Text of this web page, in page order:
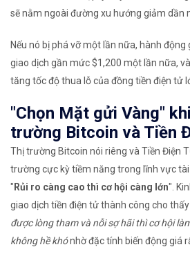
sẽ nằm ngoài đường xu hướng giảm dần
Nếu nó bị phá vỡ một lần nữa, hành động
giao dịch gần mức $1,200 một lần nữa,
tăng tốc độ thua lỗ của đồng tiền điện tử
"Chọn Mặt gửi Vàng"
trường Bitcoin và Tiền
Thị trường Bitcoin nói riêng và Tiền Điện
trường cực kỳ tiềm năng trong lĩnh vực
"Rủi ro càng cao thì cơ hội càng lớn".
giao dịch tiền điện tử thành công cho thấy
được lòng tham và nỗi sợ hãi thì cơ hội
không hề khónhờ đặc tính biến động giá